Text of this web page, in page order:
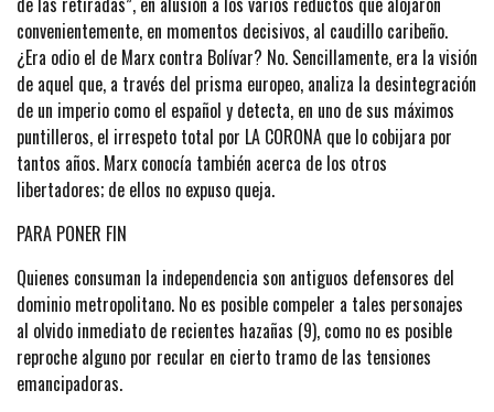
convenientemente, en momentos decisivos, al caudillo caribeño.
¿Era odio el de Marx contra Bolívar? No. Sencillamente, era la visión
de aquel que, a través del prisma europeo, analiza la desintegración
de un imperio como el español y detecta, en uno de sus máximos
puntilleros, el irrespeto total por LA CORONA que lo cobijara por
tantos años. Marx conocía también acerca de los otros
libertadores; de ellos no expuso queja.
PARA PONER FIN
Quienes consuman la independencia son antiguos defensores del
dominio metropolitano. No es posible compeler a tales personajes
al olvido inmediato de recientes hazañas (9), como no es posible
reproche alguno por recular en cierto tramo de las tensiones
emancipadoras.